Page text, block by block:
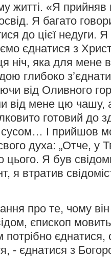
житті. «Я прийняв
Я багато
до цієї недуги. Я
єднатися з
ніч, яка для мене
глибоко
від Оливного
від мене цю
готовий до
І прийшов
духа: „Отче, у
цього. Я був
я втратив
про те, чому
єпископ
потрібно
- єднатися з